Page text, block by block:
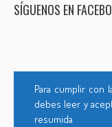
SÍGUENOS EN
Para cumplir con
debes leer y
resumida